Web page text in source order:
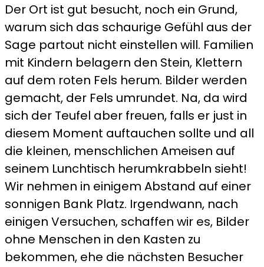
Der Ort ist gut besucht, noch ein Grund,
warum sich das schaurige Gefühl aus der
Sage partout nicht einstellen will. Familien
mit Kindern belagern den Stein, Klettern
auf dem roten Fels herum. Bilder werden
gemacht, der Fels umrundet. Na, da wird
sich der Teufel aber freuen, falls er just in
diesem Moment auftauchen sollte und all
die kleinen, menschlichen Ameisen auf
seinem Lunchtisch herumkrabbeln sieht!
Wir nehmen in einigem Abstand auf einer
sonnigen Bank Platz. Irgendwann, nach
einigen Versuchen, schaffen wir es, Bilder
ohne Menschen in den Kasten zu
bekommen, ehe die nächsten Besucher